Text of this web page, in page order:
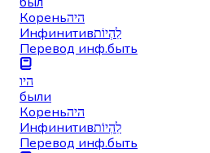
Кореньהיה
Инфинитивלִהְיוֹת
Перевод инф.быть
היו
были
Кореньהיה
Инфинитивלִהְיוֹת
Перевод инф.быть